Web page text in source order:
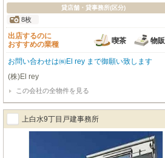
貸店舗・貸事務所(区分)
8枚
出店するのに
おすすめの業種
喫茶 物販
お問い合わせは㈱El rey まで御願い致します
(株)El rey
この会社の全物件を見る
上白水9丁目戸建事務所